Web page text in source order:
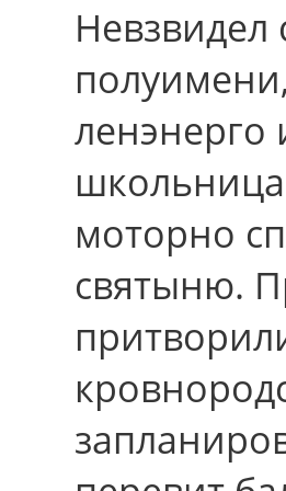
Невзвидел
ленэнерго
моторно
святыню.